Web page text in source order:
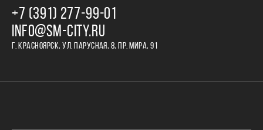
+7 (391) 277‒99‒01
INFO@SM-CITY.RU
Г. КРАСНОЯРСК, УЛ. ПАРУСНАЯ, 8, ПР. МИРА, 91